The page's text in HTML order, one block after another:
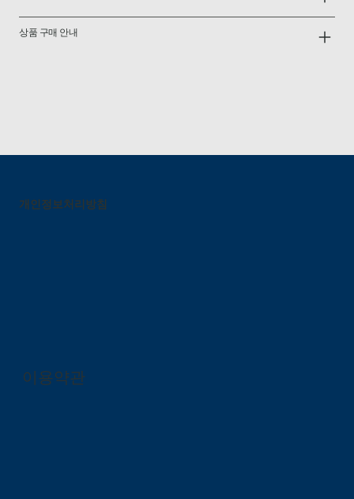
상품 구매 안내
이용약관
개인정보처리방침